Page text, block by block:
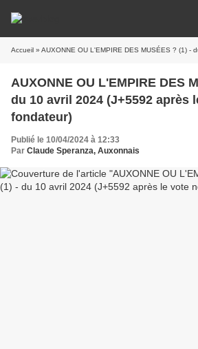
Accueil » AUXONNE OU L'EMPIRE DES MUSÉES ? (1) - du 10 avril 2024
AUXONNE OU L'EMPIRE DES
du 10 avril 2024 (J+5592 après
fondateur)
Publié le 10/04/2024 à 12:33
Par Claude Speranza, Auxonnais